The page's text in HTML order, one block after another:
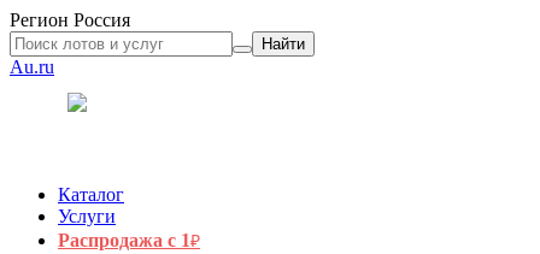
Регион Россия
Найти
Au.ru
Каталог
Услуги
Распродажа с 1₽